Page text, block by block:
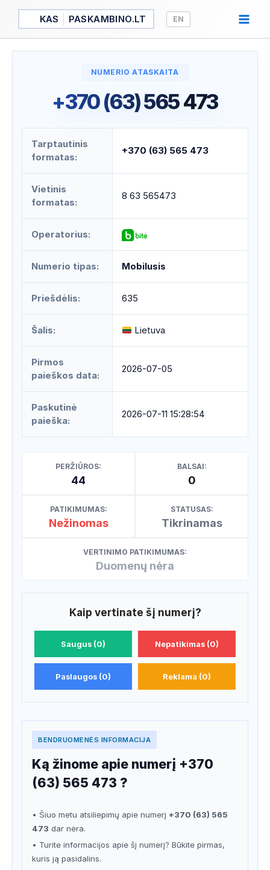
Pereiti
turinio
KAS PASKAMBINO.LT EN
NUMERIO ATASKAITA
+370 (63) 565 473
Tarptautinis
formatas:
+370 (63) 565 473
Vietinis
formatas:
8 63 565473
Operatorius:
Numerio tipas: Mobilusis
Priešdėlis: 635
Šalis: Lietuva
Pirmos
paieškos data:
2026-07-05
Paskutinė
paieška:
2026-07-11 15:28:54
PERŽIŪROS:
44
BALSAI:
0
PATIKIMUMAS:
Nežinomas
STATUSAS:
Tikrinamas
VERTINIMO PATIKIMUMAS:
Duomenų nėra
Kaip vertinate šį numerį?
Saugus (0) Nepatikimas (0)
Paslaugos (0) Reklama (0)
BENDRUOMENĖS INFORMACIJA
Ką žinome apie numerį +370
(63) 565 473 ?
• Šiuo metu atsiliepimų apie numerį +370 (63) 565
473 dar nėra.
• Turite informacijos apie šį numerį? Būkite pirmas,
kuris ją pasidalins.